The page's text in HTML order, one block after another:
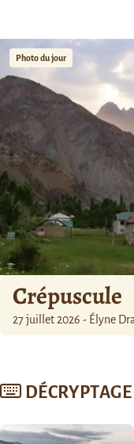
Photo du jour
Crépuscule
27 juillet 2026 - Élyne
DÉCRYPTAGE